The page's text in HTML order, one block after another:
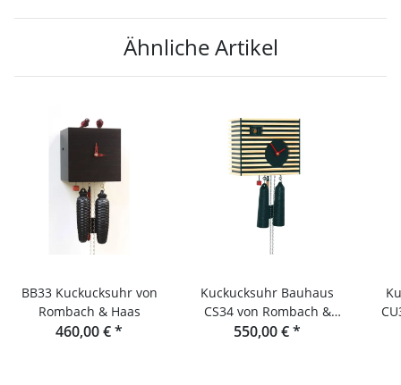
Ähnliche Artikel
BB33 Kuckucksuhr von
Rombach & Haas
460,00 €*
Kuckucksuhr Bauhaus
CS34 von Rombach &
Haas
550,00 €*